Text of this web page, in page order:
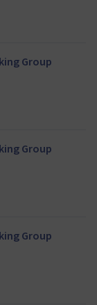
Group
Group
Group